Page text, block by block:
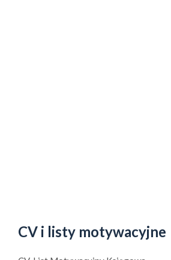
CV i listy motywacyjne